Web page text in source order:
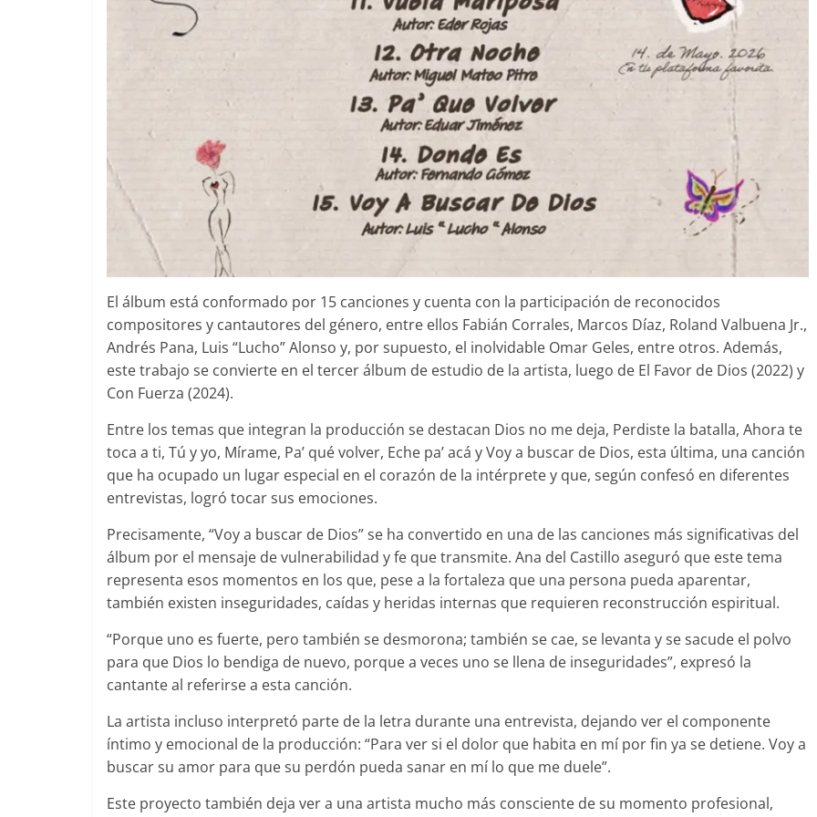
El álbum está conformado por 15 canciones y cuenta con la participación de reconocidos
compositores y cantautores del género, entre ellos Fabián Corrales, Marcos Díaz, Roland Valbuena Jr.,
Andrés Pana, Luis “Lucho” Alonso y, por supuesto, el inolvidable Omar Geles, entre otros. Además,
este trabajo se convierte en el tercer álbum de estudio de la artista, luego de El Favor de Dios (2022) y
Con Fuerza (2024).
Entre los temas que integran la producción se destacan Dios no me deja, Perdiste la batalla, Ahora te
toca a ti, Tú y yo, Mírame, Pa’ qué volver, Eche pa’ acá y Voy a buscar de Dios, esta última, una canción
que ha ocupado un lugar especial en el corazón de la intérprete y que, según confesó en diferentes
entrevistas, logró tocar sus emociones.
Precisamente, “Voy a buscar de Dios” se ha convertido en una de las canciones más significativas del
álbum por el mensaje de vulnerabilidad y fe que transmite. Ana del Castillo aseguró que este tema
representa esos momentos en los que, pese a la fortaleza que una persona pueda aparentar,
también existen inseguridades, caídas y heridas internas que requieren reconstrucción espiritual.
“Porque uno es fuerte, pero también se desmorona; también se cae, se levanta y se sacude el polvo
para que Dios lo bendiga de nuevo, porque a veces uno se llena de inseguridades”, expresó la
cantante al referirse a esta canción.
La artista incluso interpretó parte de la letra durante una entrevista, dejando ver el componente
íntimo y emocional de la producción: “Para ver si el dolor que habita en mí por fin ya se detiene. Voy a
buscar su amor para que su perdón pueda sanar en mí lo que me duele”.
Este proyecto también deja ver a una artista mucho más consciente de su momento profesional,